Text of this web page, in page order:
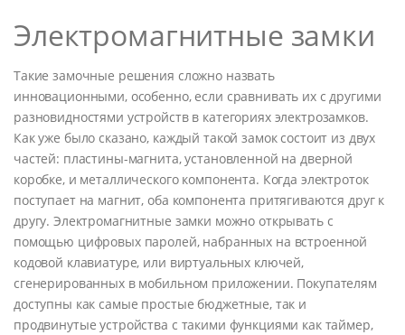
Электромагнитные замки
Такие замочные решения сложно назвать
инновационными, особенно, если сравнивать их с другими
разновидностями устройств в категориях электрозамков.
Как уже было сказано, каждый такой замок состоит из двух
частей: пластины-магнита, установленной на дверной
коробке, и металлического компонента. Когда электроток
поступает на магнит, оба компонента притягиваются друг к
другу. Электромагнитные замки можно открывать с
помощью цифровых паролей, набранных на встроенной
кодовой клавиатуре, или виртуальных ключей,
сгенерированных в мобильном приложении. Покупателям
доступны как самые простые бюджетные, так и
продвинутые устройства с такими функциями как таймер,